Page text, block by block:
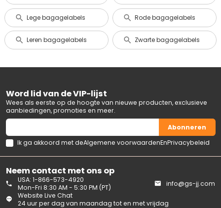
Lege bagagelabels Rode bagagelabels
Leren bagagelabels Zwarte bagagelabels
Neem contact met ons op
Website Live Chat
24 uur per dag van maandag tot en met vrijdag
USA: 1-866-573-4920
Mon-Fri 8:30 AM - 5:30 PM (PT)
info@gs-jj.com
Word lid van de VIP-lijst
Wees als eerste op de hoogte van nieuwe producten, exclusieve
aanbiedingen, promoties en meer.
Abonneren
Ik ga akkoord met deAlgemene voorwaardenEnPrivacybeleid